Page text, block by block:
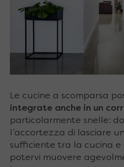
Le cucine a scomparsa
integrate anche in un
particolarmente snelle:
l’accortezza di lasciare
sufficiente tra la cucina e
potervi muovere